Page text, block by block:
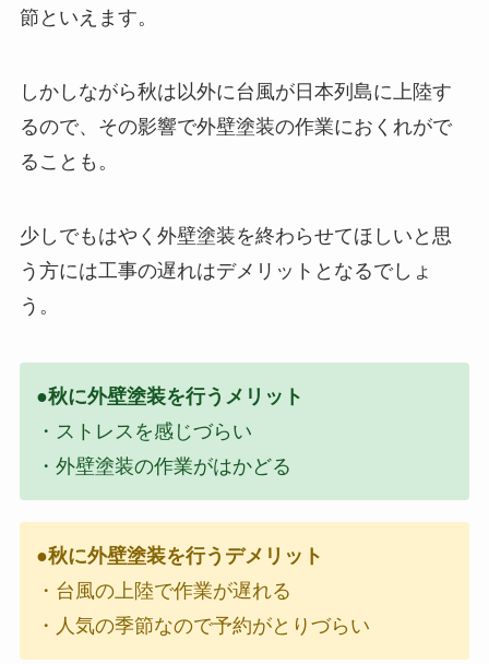
節といえます。
しかしながら秋は以外に台風が日本列島に上陸す
るので、その影響で外壁塗装の作業におくれがで
ることも。
少しでもはやく外壁塗装を終わらせてほしいと思
う方には工事の遅れはデメリットとなるでしょ
う。
●秋に外壁塗装を行うメリット
・ストレスを感じづらい
・外壁塗装の作業がはかどる
●秋に外壁塗装を行うデメリット
・台風の上陸で作業が遅れる
・人気の季節なので予約がとりづらい